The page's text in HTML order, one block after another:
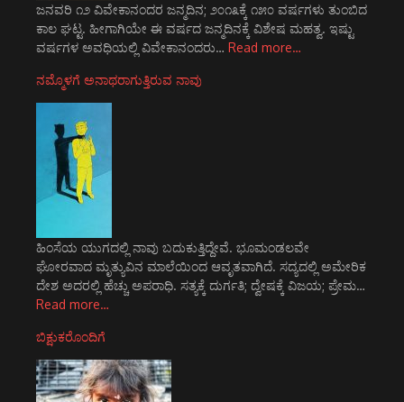
ಜನವರಿ ೧೨ ವಿವೇಕಾನಂದರ ಜನ್ಮದಿನ; ೨೦೧೩ಕ್ಕೆ ೧೫೦ ವರ್ಷಗಳು ತುಂಬಿದ
ಕಾಲ ಘಟ್ಟ. ಹೀಗಾಗಿಯೇ ಈ ವರ್ಷದ ಜನ್ಮದಿನಕ್ಕೆ ವಿಶೇಷ ಮಹತ್ವ. ಇಷ್ಟು
ವರ್ಷಗಳ ಅವಧಿಯಲ್ಲಿ ವಿವೇಕಾನಂದರು… Read more…
ನಮ್ಮೊಳಗೆ ಅನಾಥರಾಗುತ್ತಿರುವ ನಾವು
ಹಿಂಸೆಯ ಯುಗದಲ್ಲಿ ನಾವು ಬದುಕುತ್ತಿದ್ದೇವೆ. ಭೂಮಂಡಲವೇ
ಘೋರವಾದ ಮೃತ್ಯುವಿನ ಮಾಲೆಯಿಂದ ಆವೃತವಾಗಿದೆ. ಸದ್ಯದಲ್ಲಿ ಅಮೇರಿಕ
ದೇಶ ಅದರಲ್ಲಿ ಹೆಚ್ಚು ಅಪರಾಧಿ. ಸತ್ಯಕ್ಕೆ ದುರ್ಗತಿ; ದ್ವೇಷಕ್ಕೆ ವಿಜಯ; ಪ್ರೇಮ…
Read more…
ಬಿಕ್ಷುಕರೊಂದಿಗೆ